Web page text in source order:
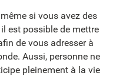
même si vous avez des
est possible de mettre
de vous adresser à
Aussi, personne ne
pleinement à la vie